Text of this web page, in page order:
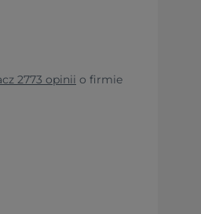
2773 opinii o firmie